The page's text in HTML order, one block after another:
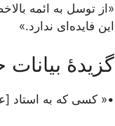
«از توسل به ائمه
این فایده‌ای ندارد.»
گزیدۀ
•« کسی که به استاد